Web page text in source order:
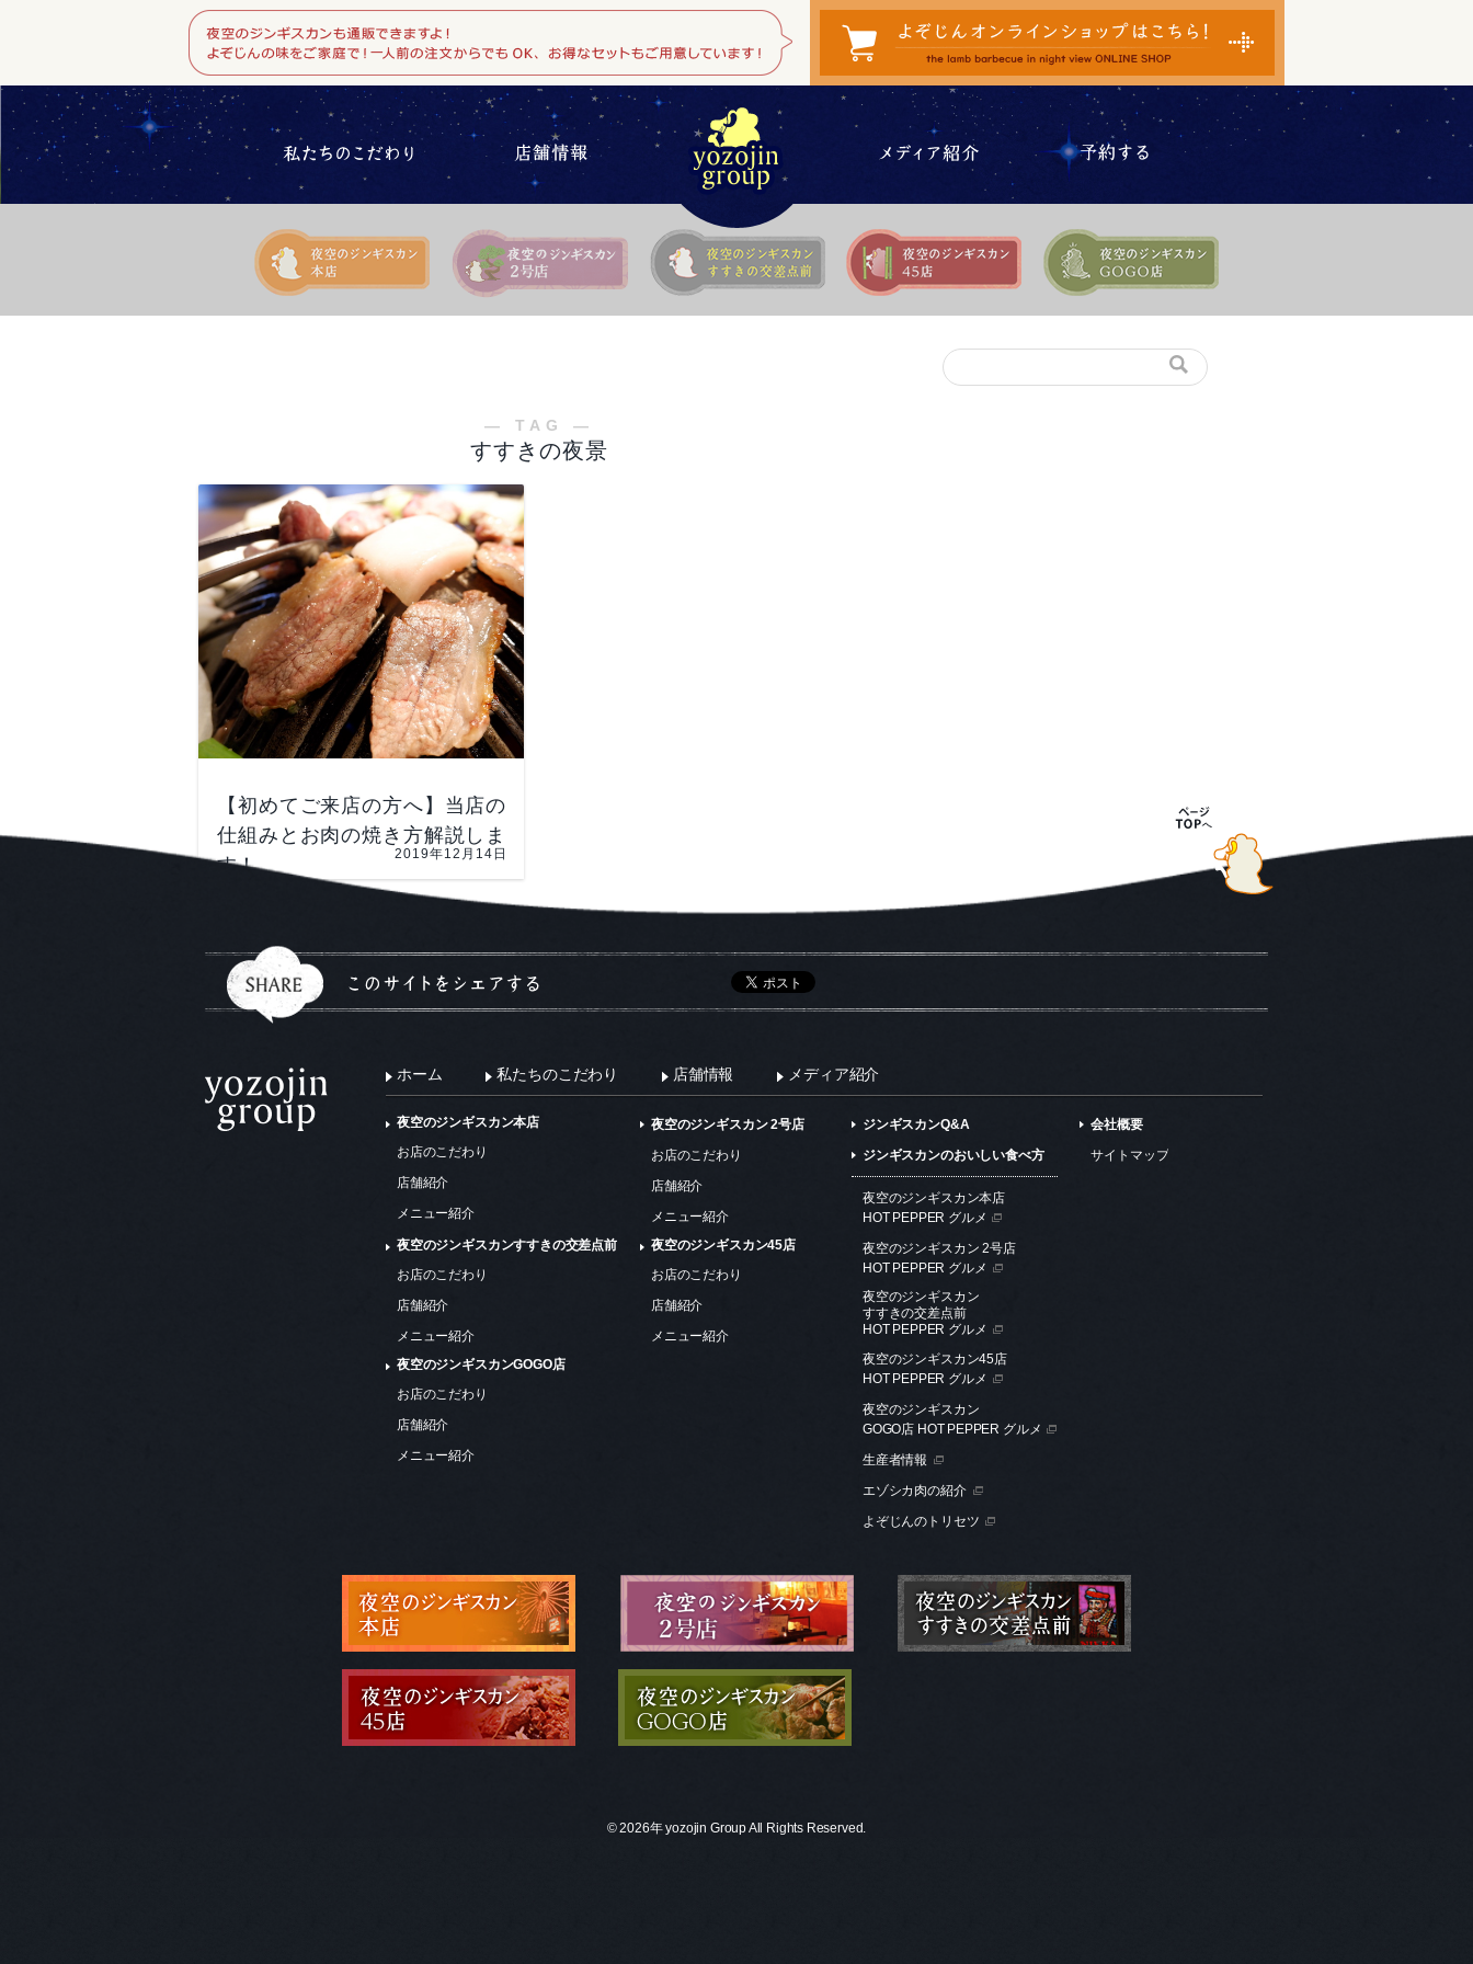
検
索
対
― TAG ―
すすきの夜景
【初めてご来店の方へ】当店の
仕組みとお肉の焼き方解説しま
す！
2019年12月14日
ホーム 私たちのこだわり 店舗情報 メディア紹介
夜空のジンギスカン本店
お店のこだわり
店舗紹介
メニュー紹介
夜空のジンギスカン 2号店
お店のこだわり
店舗紹介
メニュー紹介
夜空のジンギスカンすすきの交差点前
お店のこだわり
店舗紹介
メニュー紹介
夜空のジンギスカン45店
お店のこだわり
店舗紹介
メニュー紹介
夜空のジンギスカンGOGO店
お店のこだわり
店舗紹介
メニュー紹介
ジンギスカンQ&A
ジンギスカンのおいしい食べ方
夜空のジンギスカン本店
HOT PEPPER グルメ
夜空のジンギスカン 2号店
HOT PEPPER グルメ
夜空のジンギスカン
すすきの交差点前
HOT PEPPER グルメ
夜空のジンギスカン45店
HOT PEPPER グルメ
夜空のジンギスカン
GOGO店 HOT PEPPER グルメ
生産者情報
エゾシカ肉の紹介
よぞじんのトリセツ
会社概要
サイトマップ
© 2026年yozojin Group All Rights Reserved.